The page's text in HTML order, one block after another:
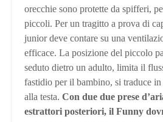
orecchie sono protette da spifferi,
piccoli. Per un tragitto a prova di
junior deve contare su una
efficace. La posizione del piccolo
seduto dietro un adulto, limita il
fastidio per il bambino, si traduce
alla testa. Con due due prese
estrattori posteriori, il Funny